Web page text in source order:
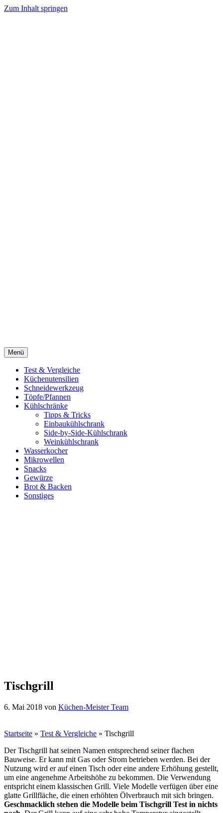
Zum Inhalt springen
Menü
Test & Vergleiche
Küchenutensilien
Schneidewerkzeug
Töpfe/Pfannen
Kühlschränke
Tipps & Tricks
Einbaukühlschrank
Side-by-Side-Kühlschrank
Weinkühlschrank
Wasserkocher
Mikrowellen
Snacks
Gewürze
Brot & Backen
Sonstiges
Tischgrill
6. Mai 2018 von Küchen-Meister Team
Startseite » Test & Vergleiche » Tischgrill
Der Tischgrill hat seinen Namen entsprechend seiner flachen
Bauweise. Er kann mit Gas oder Strom betrieben werden. Bei der
Nutzung wird er auf einen Tisch oder eine andere Erhöhung gestellt,
um eine angenehme Arbeitshöhe zu bekommen. Die Verwendung
entspricht einem klassischen Grill. Viele Modelle verfügen über eine
glatte Grillfläche, die einen erhöhten Ölverbrauch mit sich bringen.
Geschmacklich stehen die Modelle beim Tischgrill Test in nichts